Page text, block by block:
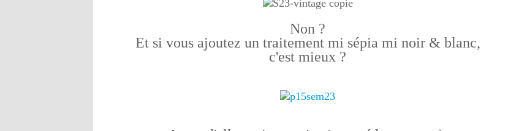
Non ?
Et si vous ajoutez un traitement mi sépia mi noir & blanc,
c'est mieux ?